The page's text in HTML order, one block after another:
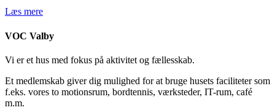
Læs mere
VOC Valby
Vi er et hus med fokus på aktivitet og fællesskab.
Et medlemskab giver dig mulighed for at bruge husets faciliteter som
f.eks. vores to motionsrum, bordtennis, værksteder, IT-rum, café
m.m.